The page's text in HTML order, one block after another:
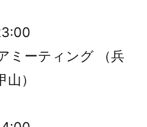
ミーティング （兵
）